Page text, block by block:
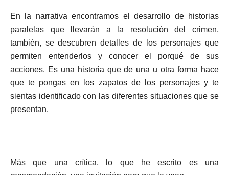
En la narrativa encontramos el desarrollo de historias
paralelas que llevarán a la resolución del crimen,
también, se descubren detalles de los personajes que
permiten entenderlos y conocer el porqué de sus
acciones. Es una historia que de una u otra forma hace
que te pongas en los zapatos de los personajes y te
sientas identificado con las diferentes situaciones que se
presentan.
Más que una crítica, lo que he escrito es una